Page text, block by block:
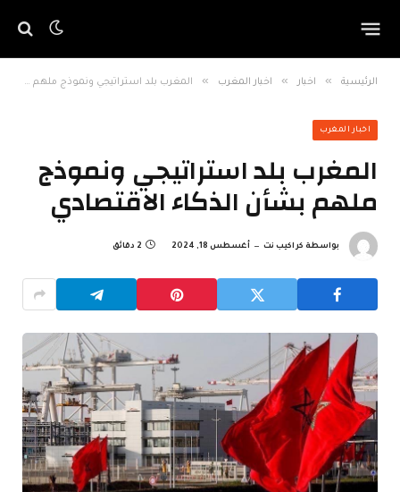
الرئيسية » اخبار » اخبار المغرب » المغرب بلد استراتيجي ونموذج ملهم بشأن الذكاء الاقتصادي
اخبار المغرب
المغرب بلد استراتيجي ونموذج
ملهم بشأن الذكاء الاقتصادي
بواسطة كراكيب نت أغسطس 18, 2024 2 دقائق